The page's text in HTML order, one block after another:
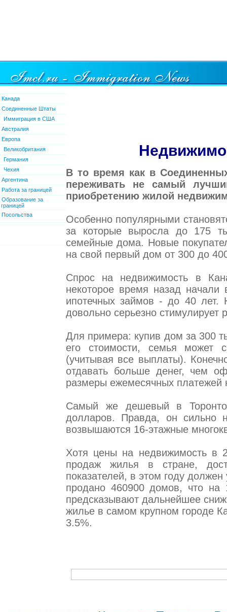
Канада
Соединенные Штаты
Иммиграция в США
Австралия
Европа
Великобритания
Германия
Чехия
Аргентина
Работа за границей
Образование за
границей
Посольства
В то время как в
переживать не самый
приобретению жилой
Особенно популярными
за которые выросла до 175
семейные дома. Новые
на свой первый дом от 300 до
Спрос на недвижимость в
некоторое время назад начали
ипотечных займов - до 40
довольно серьезно стимулирует
Для примера: купив дом за 300
его стоимости, семья может
(учитывая все выплаты).
отдавать больше денег, чем
размеры ежемесячных
Самый же дешевый в
долларов. Правда, он сильно
возвышаются 16-этажные
Хотя цены на недвижимость в
продаж жилья в стране,
показателей, в этом году
продано 460900 домов, что
предсказывают дальнейшее
жилье в самом крупном городе
3.5%.